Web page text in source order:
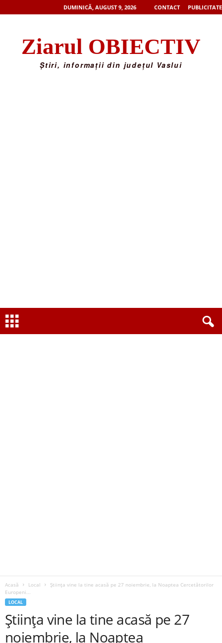
DUMINICĂ, AUGUST 9, 2026 CONTACT PUBLICITATE
Ziarul OBIECTIV
Știri, informații din județul Vaslui
Acasă Local
Știința vine la tine acasă pe 27 noiembrie, la Noaptea Cercetătorilor
Europeni...
LOCAL
Știința vine la tine acasă pe 27
noiembrie, la Noaptea